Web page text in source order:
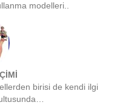
modelleri..
birisi de kendi ilgi